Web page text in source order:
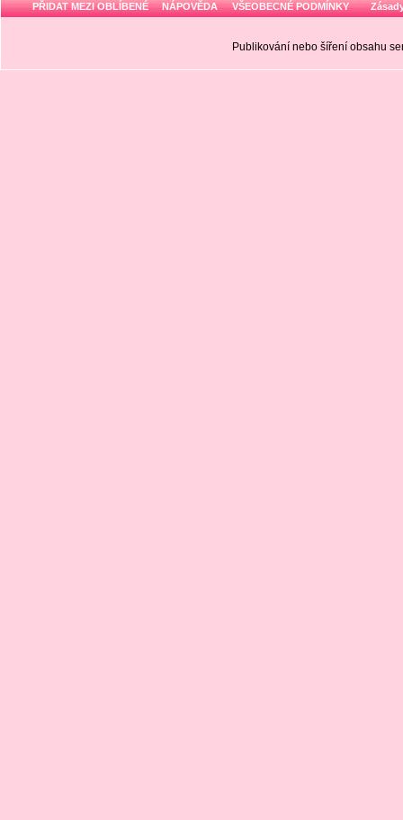
PŘIDAT MEZI OBLÍBENÉ NÁPOVĚDA VŠEOBECNÉ PODMÍNKY
Publikování nebo šíření obsahu